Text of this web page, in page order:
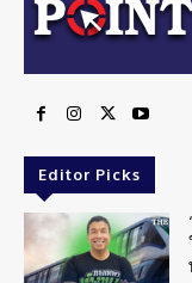
Editor Picks